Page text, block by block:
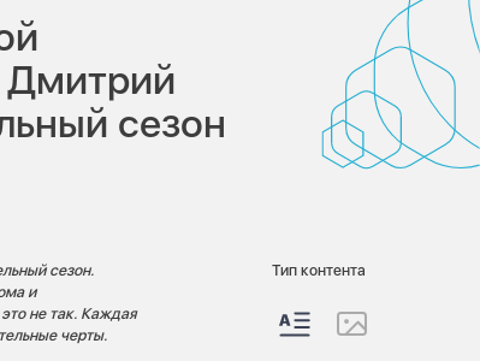
Дмитрий
сезон
сезон.
и
не так. Каждая
черты.
Тип контента